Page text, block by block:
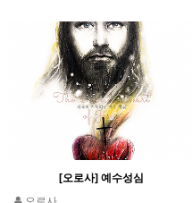
[오로사] 예수성심